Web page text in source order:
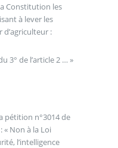
Constitution les
à lever les
d’agriculteur :
3° de l’article 2 … »
pétition n°3014 de
« Non à la Loi
l’intelligence